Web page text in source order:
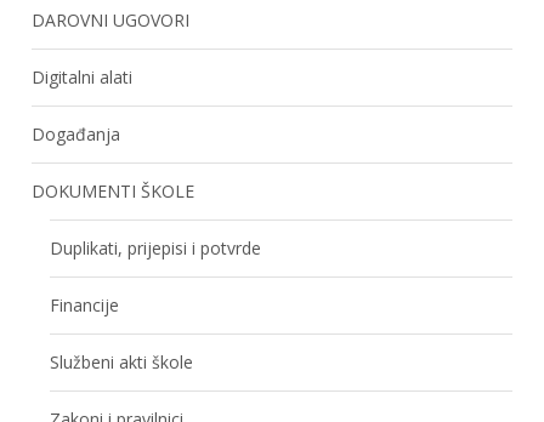
DAROVNI UGOVORI
Digitalni alati
Događanja
DOKUMENTI ŠKOLE
Duplikati, prijepisi i potvrde
Financije
Službeni akti škole